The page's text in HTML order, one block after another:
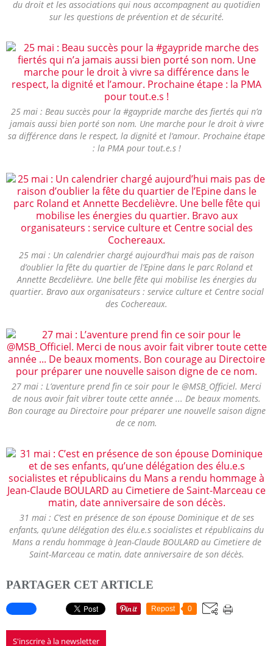
du droit et les associations qui nous accompagnent au quotidien
sur les questions de prévention et de sécurité.
25 mai : Beau succès pour la #gaypride marche des fiertés qui n’a
jamais aussi bien porté son nom. Une marche pour le droit à vivre
sa différence dans le respect, la dignité et l’amour. Prochaine étape
: la PMA pour tout.e.s !
25 mai : Un calendrier chargé aujourd’hui mais pas de raison
d’oublier la fête du quartier de l’Epine dans le parc Roland et
Annette Becdelièvre. Une belle fête qui mobilise les énergies du
quartier. Bravo aux organisateurs : service culture et Centre social
des Cochereaux.
27 mai : L’aventure prend fin ce soir pour le @MSB_Officiel. Merci
de nous avoir fait vibrer toute cette année ... De beaux moments.
Bon courage au Directoire pour préparer une nouvelle saison digne
de ce nom.
31 mai : C’est en présence de son épouse Dominique et de ses
enfants, qu’une délégation des élu.e.s socialistes et républicains du
Mans a rendu hommage à Jean-Claude BOULARD au Cimetiere de
Saint-Marceau ce matin, date anniversaire de son décès.
PARTAGER CET ARTICLE
Repost 0
S'inscrire à la newsletter